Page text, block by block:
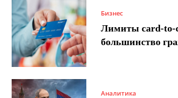
Бизнес
Лимиты card-to-
большинство
Аналитика